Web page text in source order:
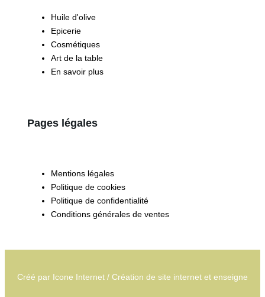
Huile d'olive
Epicerie
Cosmétiques
Art de la table
En savoir plus
Pages légales
Mentions légales
Politique de cookies
Politique de confidentialité
Conditions générales de ventes
Créé par Icone Internet / Création de site internet et enseigne